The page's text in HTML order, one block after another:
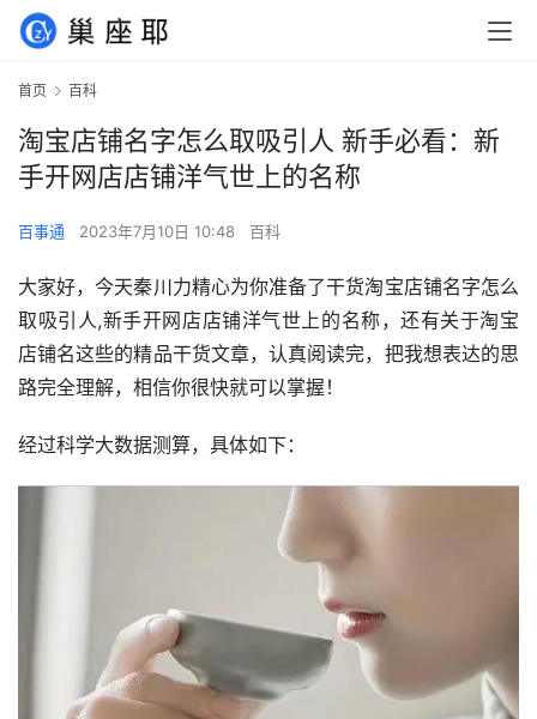
首页 百科
淘宝店铺名字怎么取吸引人 新手必看：新
手开网店店铺洋气世上的名称
百事通 2023年7月10日 10:48 百科
大家好，今天秦川力精心为你准备了干货淘宝店铺名字怎么
取吸引人,新手开网店店铺洋气世上的名称，还有关于淘宝
店铺名这些的精品干货文章，认真阅读完，把我想表达的思
路完全理解，相信你很快就可以掌握！
经过科学大数据测算，具体如下：